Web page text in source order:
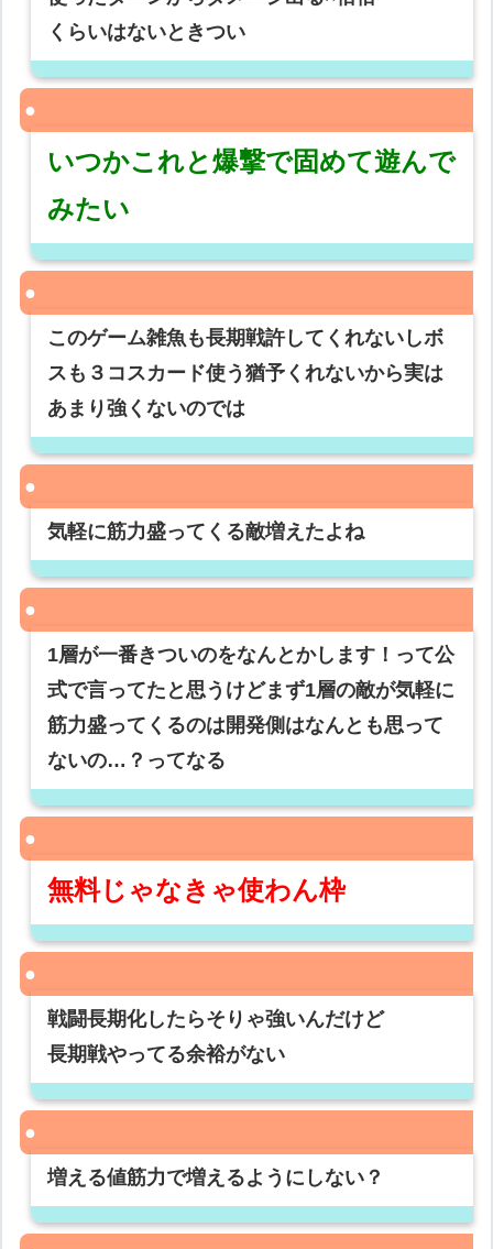
くらいはないときつい
いつかこれと爆撃で固めて遊んで
みたい
このゲーム雑魚も長期戦許してくれないしボ
スも３コスカード使う猶予くれないから実は
あまり強くないのでは
気軽に筋力盛ってくる敵増えたよね
1層が一番きついのをなんとかします！って公
式で言ってたと思うけどまず1層の敵が気軽に
筋力盛ってくるのは開発側はなんとも思って
ないの…？ってなる
無料じゃなきゃ使わん枠
戦闘長期化したらそりゃ強いんだけど
長期戦やってる余裕がない
増える値筋力で増えるようにしない？